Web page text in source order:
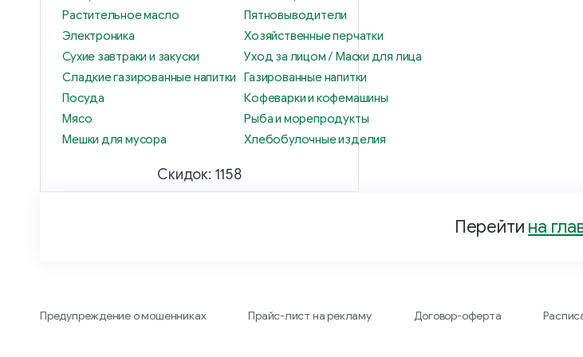
Растительное масло
Пятновыводители
Электроника
Хозяйственные перчатки
Сухие завтраки и закуски
Уход за лицом / Маски для лица
Сладкие газированные напитки
Газированные напитки
Посуда
Кофеварки и кофемашины
Мясо
Рыба и морепродукты
Мешки для мусора
Хлебобулочные изделия
Скидок: 1158
Перейти на
Предупреждение о мошенниках Прайс-лист на рекламу Договор-оферта